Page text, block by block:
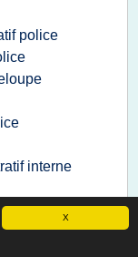
X
police
interne